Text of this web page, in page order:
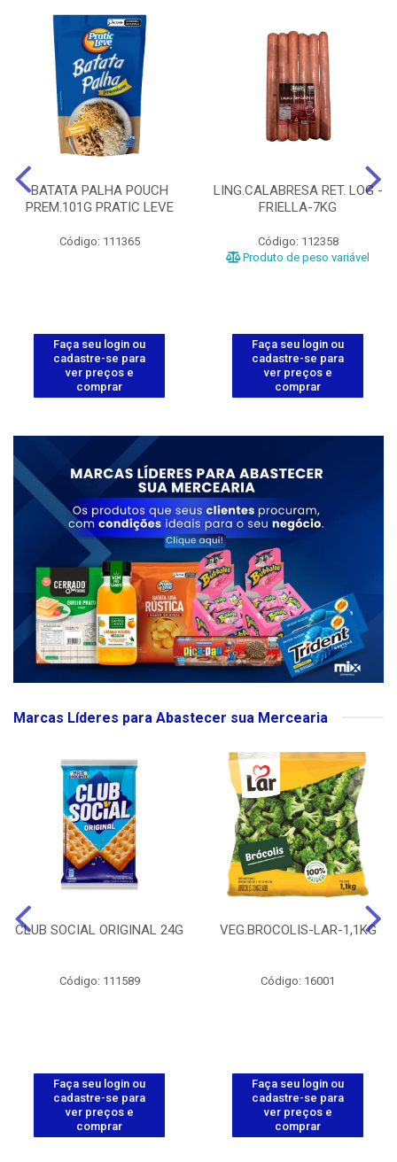
BATATA PALHA POUCH
PREM.101G PRATIC LEVE
Código: 111365
Faça seu login ou
cadastre-se para
ver preços e
comprar
LING.CALABRESA RET. LOG -
FRIELLA-7KG
Código: 112358
Produto de peso variável
Faça seu login ou
cadastre-se para
ver preços e
comprar
Marcas Líderes para Abastecer sua Mercearia
CLUB SOCIAL ORIGINAL 24G
Código: 111589
Faça seu login ou
cadastre-se para
ver preços e
comprar
VEG.BROCOLIS-LAR-1,1KG
Código: 16001
Faça seu login ou
cadastre-se para
ver preços e
comprar